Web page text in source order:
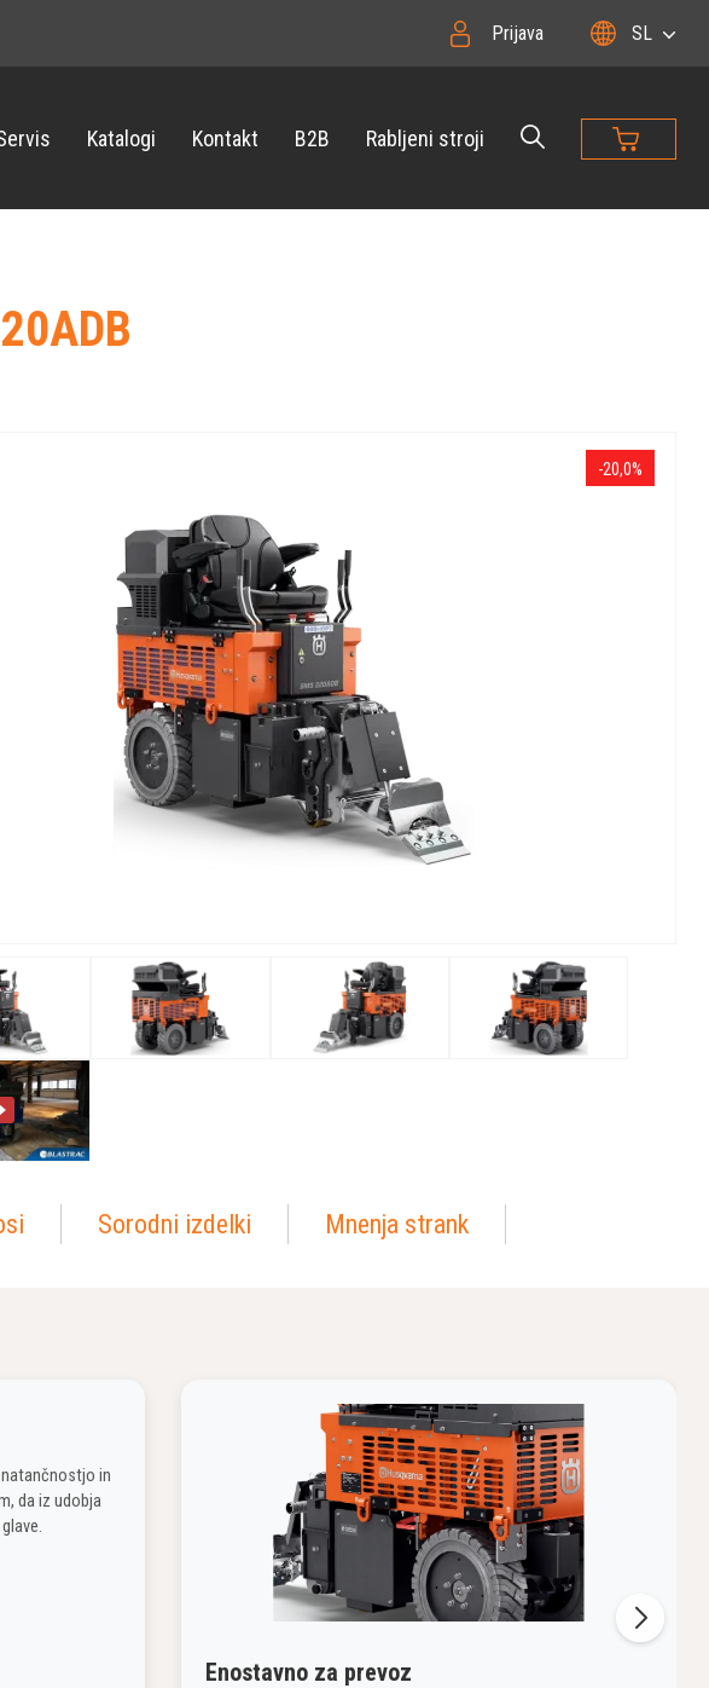
Prijava SL
Katalogi Kontakt B2B Rabljeni stroji
-20,0%
Sorodni izdelki Mnenja strank
in
da iz udobja
Enostavno za prevoz